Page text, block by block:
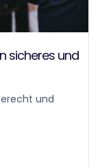
sicheres und
und